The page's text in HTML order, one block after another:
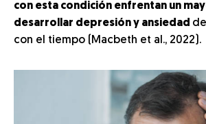
con esta condición enfrentan un
desarrollar depresión y ansiedad
con el tiempo (Macbeth et al., 2022).